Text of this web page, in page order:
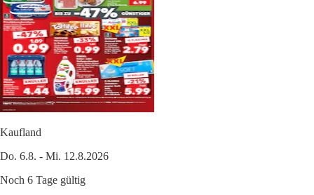
Kaufland
Do. 6.8. - Mi. 12.8.2026
Noch 6 Tage gültig